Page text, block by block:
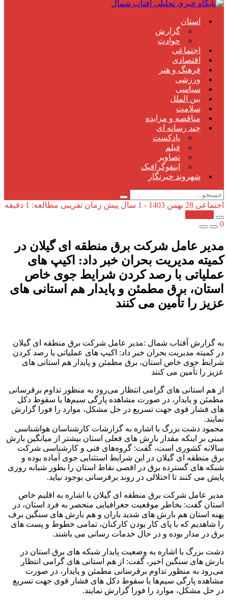
استان
گزارش
حوادث
اجتماعی
اقتصادی
فرهنگ و هنر
ورزشی
سیاسی
بین الملل
سلامت
مناقصه و مزایده
چند رسانه ای
پادکست
فیلم
تصاویر
اینفوگرافیک
شهروند خبرنگار
اجتماعی 28 بهمن 1403 - 1 سال پیش
زمان تقریبی مطالعه: 1 دقیقه
0
مدیر عامل شرکت برق منطقه ای گیلان در
کمیته مدیریت بحران خبر داد: اكیپ های
عملیاتی با رصد كردن شرایط جوی خاص
استان، برق مطمئن و پایدار هم استانی های
عزیز را تأمین می كنند
به گزارش آفتاب شمال :مدیر عامل شرکت برق منطقه ای گیلان
در کمیته مدیریت بحران خبر داد: اكیپ های عملیاتی با رصد كردن
شرایط جوی خاص استان، برق مطمئن و پایدار هم استانی های
عزیز را تأمین می كنند
از هم استانی های گرامی انتظار می‌رود به منظور تداوم برقرسانی
مطمئن و پایدار، در صورت مشاهده پارگی سیم‌ها یا سقوط دکل
های فشار قوی جهت تسریع در حل مشکل، موارد را فورا گزارش
نمایند.
محمود دشت بزرگ با اشاره به گزارشات کارشناسان هواشناسی
مبنی بر اینکه مقدار بارش های فعلی استان بیشتر از میانگین بارش
سالانه کشوری است، گفت: گروه‌های فنی و کارشناسی شرکت
برق منطقه ای گیلان در این شرایط استثنایی جوی آماده بوده و
شبکه های گسترده برق در اقصی نقاط استان را بطور شبانه روزی
پایش می کنند تا اختلالی در روند برقرسانی بوجود نیاید.
مدیر عامل شرکت برق منطقه ای گیلان با اشاره به اقلیم خاص
استان گفت: بخاطر موقعیت جغرافیایی منحصر به فرد استان، در
پهنه استان هم بارش های شدید باران و هم بارش های سنگین برف
را شاهدیم که با پای کار بودن کارکنان، تمامی خطوط و پست های
برق در مدار بوده و در حال خدمات رسانی می باشند.
دشت بزرگ با اشاره به وضعیت پایدار شبکه های برق استان در
بارش های سنگین اخیر، گفت: از هم استانی های گرامی انتظار
می‌رود به منظور تداوم برقرسانی مطمئن و پایدار، در صورت
مشاهده پارگی سیم‌ها یا سقوط دکل های فشار قوی جهت تسریع
در حل مشکل، موارد را فورا گزارش نمایند.